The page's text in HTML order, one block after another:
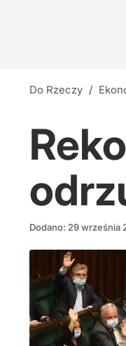
Do Rzeczy /
Dodano: 29września